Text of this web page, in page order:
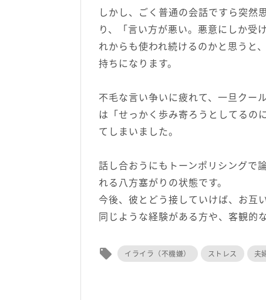
しかし、ごく普通の会話ですら突然
り、「言い方が悪い。悪意にしか受
れからも使われ続けるのかと思うと
持ちになります。
不毛な言い争いに疲れて、一旦クー
は「せっかく歩み寄ろうとしてるの
てしまいました。
話し合おうにもトーンポリシングで
れる八方塞がりの状態です。
今後、彼とどう接していけば、お互
同じような経験がある方や、客観的
local_offer イライラ（不機嫌） ストレス 夫